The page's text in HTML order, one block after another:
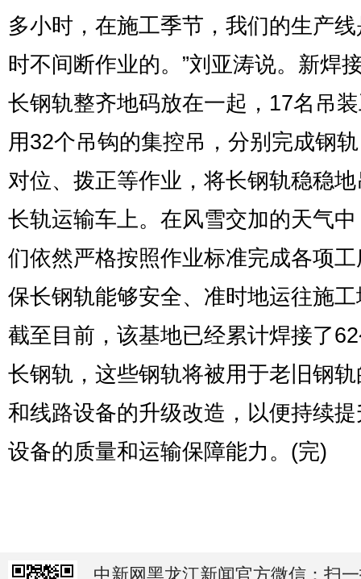
多小时，在施工季节，我们的生产
时不间断作业的。”刘亚涛说。新焊
长钢轨整齐地码放在一起，17名吊
用32个吊钩的集控吊，分别完成钢
对位、拨正等作业，将长钢轨稳稳
长轨运输车上。在风雪交加的天气
们依然严格按照作业标准完成各项
保长钢轨能够安全、准时地运往施
截至目前，该基地已经累计焊接了
长钢轨，这些钢轨将被用于老旧钢
和线路设备的升级改造，以便持续
设备的质量和运输保障能力。(完)
中新网黑龙江新闻官方微信：扫